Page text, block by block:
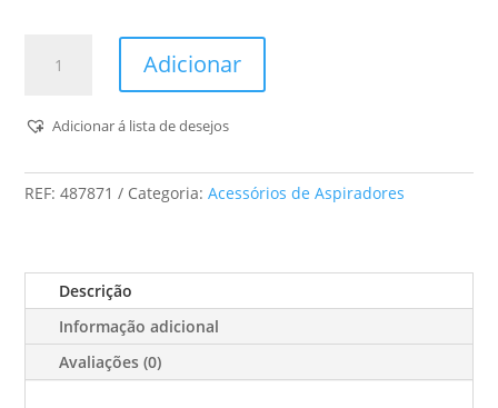
Turbo
Ii-
Rs/Es/Et/25
Adicionar
Adicionar á lista de desejos
REF:487871 Categoria:Acessórios de Aspiradores
Descrição
Informação adicional
Avaliações (0)